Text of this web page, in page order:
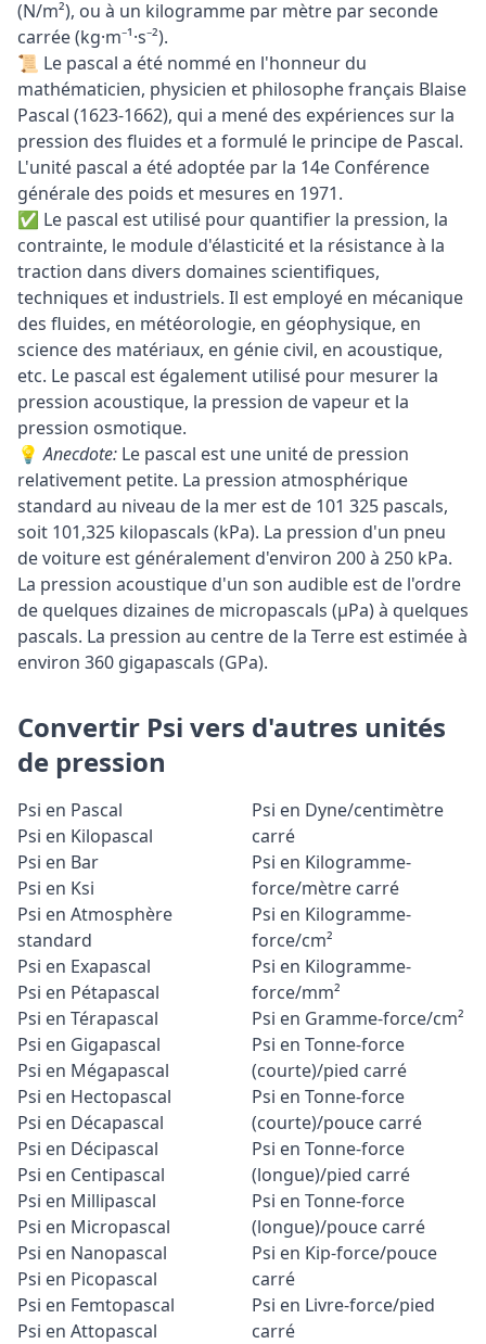
(N/m²), ou à un kilogramme par mètre par seconde
carrée (kg·m⁻¹·s⁻²).
📜 Le pascal a été nommé en l'honneur du
mathématicien, physicien et philosophe français Blaise
Pascal (1623-1662), qui a mené des expériences sur la
pression des fluides et a formulé le principe de Pascal.
L'unité pascal a été adoptée par la 14e Conférence
générale des poids et mesures en 1971.
✅ Le pascal est utilisé pour quantifier la pression, la
contrainte, le module d'élasticité et la résistance à la
traction dans divers domaines scientifiques,
techniques et industriels. Il est employé en mécanique
des fluides, en météorologie, en géophysique, en
science des matériaux, en génie civil, en acoustique,
etc. Le pascal est également utilisé pour mesurer la
pression acoustique, la pression de vapeur et la
pression osmotique.
💡Anecdote: Le pascal est une unité de pression
relativement petite. La pression atmosphérique
standard au niveau de la mer est de 101 325 pascals,
soit 101,325 kilopascals (kPa). La pression d'un pneu
de voiture est généralement d'environ 200 à 250 kPa.
La pression acoustique d'un son audible est de l'ordre
de quelques dizaines de micropascals (µPa) à quelques
pascals. La pression au centre de la Terre est estimée à
environ 360 gigapascals (GPa).
Convertir Psi vers d'autres unités
de pression
Psi en Pascal
Psi en Kilopascal
Psi en Bar
Psi en Ksi
Psi en Atmosphère
standard
Psi en Exapascal
Psi en Pétapascal
Psi en Térapascal
Psi en Gigapascal
Psi en Mégapascal
Psi en Hectopascal
Psi en Décapascal
Psi en Décipascal
Psi en Centipascal
Psi en Millipascal
Psi en Micropascal
Psi en Nanopascal
Psi en Picopascal
Psi en Femtopascal
Psi en Attopascal
Psi en Dyne/centimètre
carré
Psi en Kilogramme-
force/mètre carré
Psi en Kilogramme-
force/cm²
Psi en Kilogramme-
force/mm²
Psi en Gramme-force/cm²
Psi en Tonne-force
(courte)/pied carré
Psi en Tonne-force
(courte)/pouce carré
Psi en Tonne-force
(longue)/pied carré
Psi en Tonne-force
(longue)/pouce carré
Psi en Kip-force/pouce
carré
Psi en Livre-force/pied
carré